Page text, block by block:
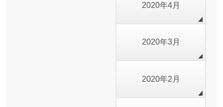
2020年4月
2020年3月
2020年2月